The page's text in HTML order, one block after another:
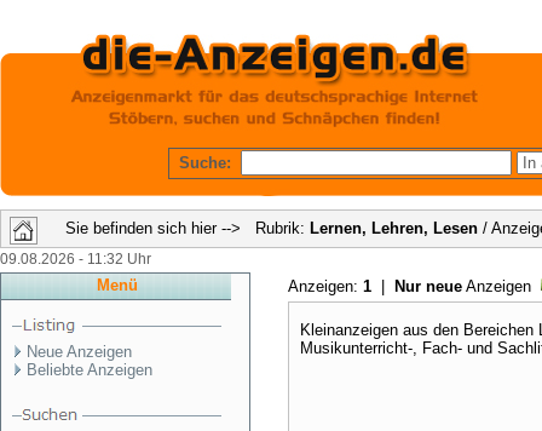
Suche:
Sie befinden sich hier --> Rubrik: Lernen, Lehren, Lesen /
09.08.2026 - 11:32 Uhr
Menü
Neue Anzeigen
Beliebte Anzeigen
Anzeigen: 1 Nur neue Anzeigen
Kleinanzeigen aus den
Musikunterricht-, Fach- und